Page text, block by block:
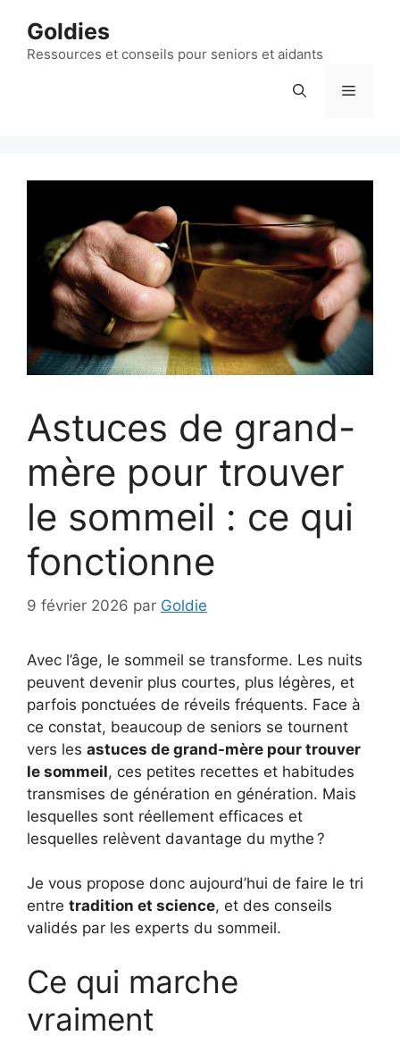
contenu
Goldies
Ressources et conseils pour seniors et aidants
Menu
Astuces de grand-
mère pour trouver
le sommeil : ce qui
fonctionne
9 février 2026 par Goldie
Avec l’âge, le sommeil se transforme. Les nuits
peuvent devenir plus courtes, plus légères, et
parfois ponctuées de réveils fréquents. Face à
ce constat, beaucoup de seniors se tournent
vers les astuces de grand-mère pour trouver
le sommeil, ces petites recettes et habitudes
transmises de génération en génération. Mais
lesquelles sont réellement efficaces et
lesquelles relèvent davantage du mythe ?
Je vous propose donc aujourd’hui de faire le tri
entre tradition et science, et des conseils
validés par les experts du sommeil.
Ce qui marche
vraiment